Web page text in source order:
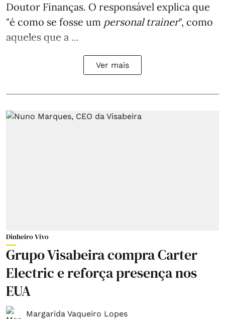
Doutor Finanças. O responsável explica que
"é como se fosse um personal trainer", como
aqueles que a ...
Ver mais
Dinheiro Vivo
Grupo Visabeira compra Carter
Electric e reforça presença nos
EUA
Margarida Vaqueiro Lopes